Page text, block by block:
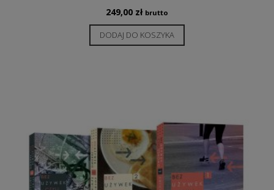
249,00 zł brutto
DODAJ DO KOSZYKA